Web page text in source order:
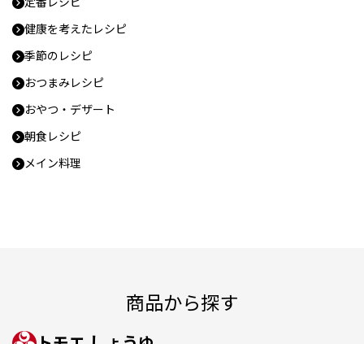
健康を考えたレシピ
季節のレシピ
おつまみレシピ
おやつ・デザート
朝食レシピ
メイン料理
商品から探す